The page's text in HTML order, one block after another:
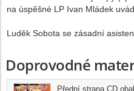
na úspěšné LP Ivan Mládek
Luděk Sobota se zásadní
Doprovodné
Přední strana CD